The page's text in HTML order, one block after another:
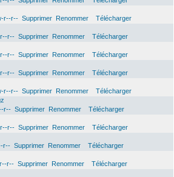
r--r-- Supprimer Renommer
Télécharger
r-- Supprimer Renommer
Télécharger
r-- Supprimer Renommer
Télécharger
r-- Supprimer Renommer
Télécharger
r--r-- Supprimer Renommer
Télécharger
r-- Supprimer Renommer
Télécharger
r-- Supprimer Renommer
Télécharger
r-- Supprimer Renommer
Télécharger
r-- Supprimer Renommer
Télécharger